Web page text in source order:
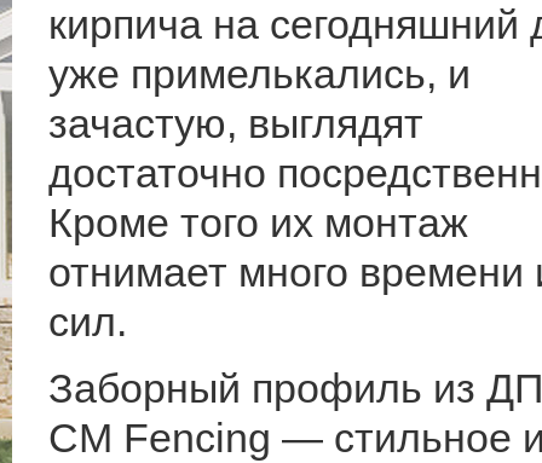
кирпича на сегодняшний
уже примелькались, и
зачастую, выглядят
достаточно
Кроме того их монтаж
отнимает много времени
сил.
Заборный профиль из
CM Fencing — стильное